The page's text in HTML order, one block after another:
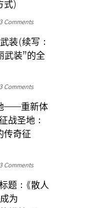
式)
3 Comments
装(续写：
武装”的全
3 Comments
——重新体
战圣地：
传奇征
3 Comments
题：《散人
为